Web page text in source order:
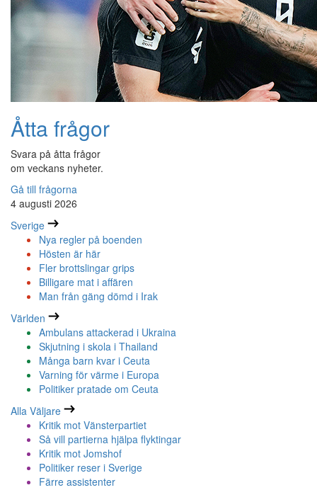
Åtta frågor
Svara på åtta frågor
om veckans nyheter.
Gå till frågorna
4 augusti 2026
Sverige
Nya regler på boenden
Hösten är här
Fler brottslingar grips
Billigare mat i affären
Man från gäng dömd i Irak
Världen
Ambulans attackerad i Ukraina
Skjutning i skola i Thailand
Många barn kvar i Ceuta
Varning för värme i Europa
Politiker pratade om Ceuta
Alla Väljare
Kritik mot Vänsterpartiet
Så vill partierna hjälpa flyktingar
Kritik mot Jomshof
Politiker reser i Sverige
Färre assistenter